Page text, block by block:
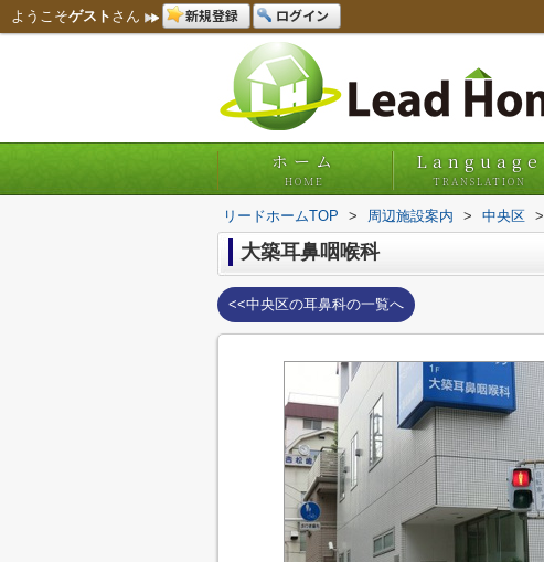
ようこそゲスト さん 新規登録 ログイン
ホーム
HOME
Language
TRANSLATION
リードホームTOP > 周辺施設案内 > 中央区 >
大築耳鼻咽喉科
<<中央区の耳鼻科の一覧へ